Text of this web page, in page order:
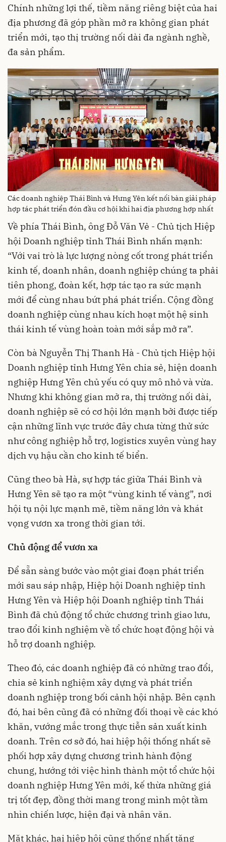
Chính những lợi thế, tiềm năng riêng biệt của hai
địa phương đã góp phần mở ra không gian phát
triển mới, tạo thị trường nối dài đa ngành nghề,
đa sản phẩm.
Các doanh nghiệp Thái Bình và Hưng Yên kết nối bàn giải pháp
hợp tác phát triển đón đầu cơ hội khi hai địa phương hợp nhất
Về phía Thái Bình, ông Đỗ Văn Vẻ - Chủ tịch Hiệp
hội Doanh nghiệp tỉnh Thái Bình nhấn mạnh:
“Với vai trò là lực lượng nòng cốt trong phát triển
kinh tế, doanh nhân, doanh nghiệp chúng ta phải
tiên phong, đoàn kết, hợp tác tạo ra sức mạnh
mới để cùng nhau bứt phá phát triển. Cộng đồng
doanh nghiệp cùng nhau kích hoạt một hệ sinh
thái kinh tế vùng hoàn toàn mới sắp mở ra”.
Còn bà Nguyễn Thị Thanh Hà - Chủ tịch Hiệp hội
Doanh nghiệp tỉnh Hưng Yên chia sẻ, hiện doanh
nghiệp Hưng Yên chủ yếu có quy mô nhỏ và vừa.
Nhưng khi không gian mở ra, thị trường nối dài,
doanh nghiệp sẽ có cơ hội lớn mạnh bởi được tiếp
cận những lĩnh vực trước đây chưa từng thử sức
như công nghiệp hỗ trợ, logistics xuyên vùng hay
dịch vụ hậu cần cho kinh tế biển.
Cũng theo bà Hà, sự hợp tác giữa Thái Bình và
Hưng Yên sẽ tạo ra một “vùng kinh tế vàng”, nơi
hội tụ nội lực mạnh mẽ, tiềm năng lớn và khát
vọng vươn xa trong thời gian tới.
Chủ động để vươn xa
Để sẵn sàng bước vào một giai đoạn phát triển
mới sau sáp nhập, Hiệp hội Doanh nghiệp tỉnh
Hưng Yên và Hiệp hội Doanh nghiệp tỉnh Thái
Bình đã chủ động tổ chức chương trình giao lưu,
trao đổi kinh nghiệm về tổ chức hoạt động hội và
hỗ trợ doanh nghiệp.
Theo đó, các doanh nghiệp đã có những trao đổi,
chia sẻ kinh nghiệm xây dựng và phát triển
doanh nghiệp trong bối cảnh hội nhập. Bên cạnh
đó, hai bên cũng đã có những đối thoại về các khó
khăn, vướng mắc trong thực tiễn sản xuất kinh
doanh. Trên cơ sở đó, hai hiệp hội thống nhất sẽ
phối hợp xây dựng chương trình hành động
chung, hướng tới việc hình thành một tổ chức hội
doanh nghiệp Hưng Yên mới, kế thừa những giá
trị tốt đẹp, đồng thời mang trong mình một tầm
nhìn chiến lược, hiện đại và nhân văn.
Mặt khác, hai hiệp hội cũng thống nhất tăng